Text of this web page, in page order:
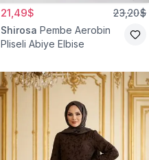
21,49$ 23,20$
Shirosa Pembe Aerobin
Pliseli Abiye Elbise